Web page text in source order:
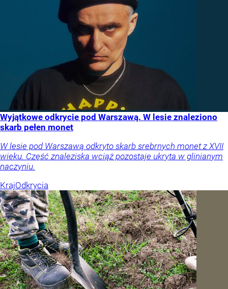
Wyjątkowe odkrycie pod Warszawą. W lesie znaleziono
skarb pełen monet
W lesie pod Warszawą odkryto skarb srebrnych monet z XVII
wieku. Część znaleziska wciąż pozostaje ukryta w glinianym
naczyniu.
KrajOdkrycia